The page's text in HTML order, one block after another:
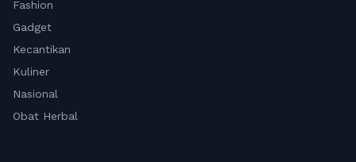
Fashion
Gadget
Kecantikan
Kuliner
Nasional
Obat Herbal